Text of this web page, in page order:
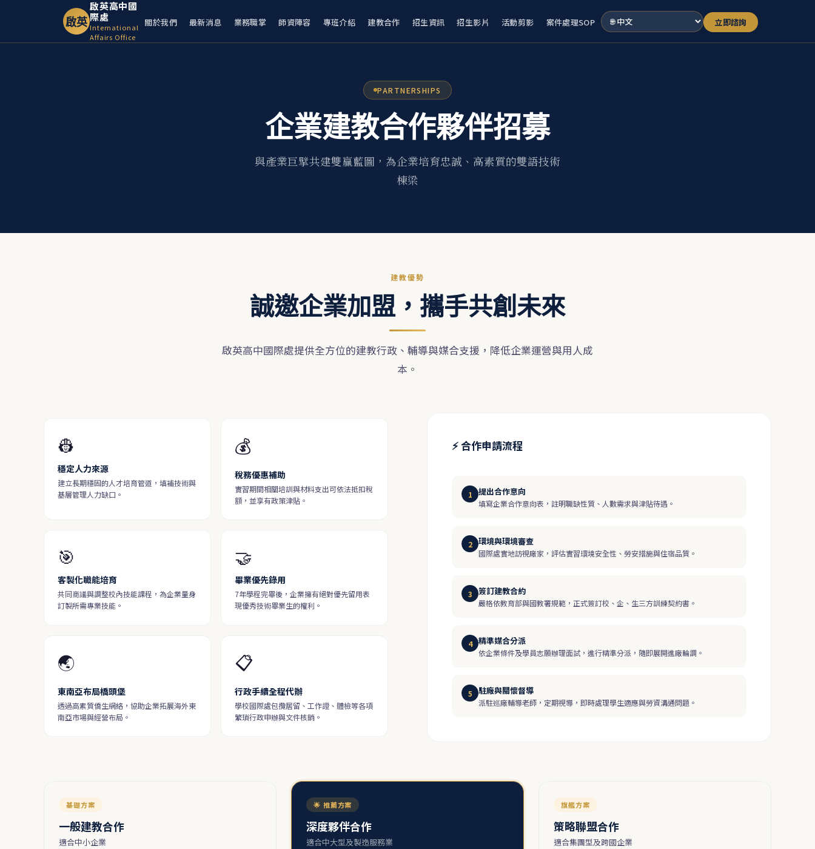
啟英
啟英高中國
際處
International
Affairs Office
關於我們 最新消息 業務職掌 師資陣容 專班介紹 建教合作 招生資訊 招生影片 活動剪影 案件處理SOP 立即諮詢
PARTNERSHIPS
企業建教合作夥伴招募
與產業巨擘共建雙贏藍圖，為企業培育忠誠、高素質的雙語技術
棟梁
建教優勢
誠邀企業加盟，攜手共創未來
啟英高中國際處提供全方位的建教行政、輔導與媒合支援，降低企業運營與用人成
本。
👷
穩定人力來源
建立長期穩固的人才培育管道，填補技術與
基層管理人力缺口。
💰
稅務優惠補助
實習期間相關培訓與材料支出可依法抵扣稅
額，並享有政策津貼。
🎯
客製化職能培育
共同商議與調整校內技能課程，為企業量身
訂製所需專業技能。
🤝
畢業優先錄用
7年學程完畢後，企業擁有絕對優先留用表
現優秀技術畢業生的權利。
🌏
東南亞布局橋頭堡
透過高素質僑生網絡，協助企業拓展海外東
南亞市場與經營布局。
📋
行政手續全程代辦
學校國際處包攬居留、工作證、體檢等各項
繁瑣行政申辦與文件核銷。
⚡ 合作申請流程
1 提出合作意向
填寫企業合作意向表，註明職缺性質、人數需求與津貼待遇。
2 環境與環境審查
國際處實地訪視廠家，評估實習環境安全性、勞安措施與住宿品質。
3 簽訂建教合約
嚴格依教育部與國教署規範，正式簽訂校、企、生三方訓練契約書。
4 精準媒合分派
依企業條件及學員志願辦理面試，進行精準分派，隨即展開進廠輪調。
5 駐廠與關懷督導
派駐巡廠輔導老師，定期視導，即時處理學生適應與勞資溝通問題。
基礎方案
一般建教合作
適合中小企業
🌟 推薦方案
深度夥伴合作
適合中大型及製造服務業
旗艦方案
策略聯盟合作
適合集團型及跨國企業